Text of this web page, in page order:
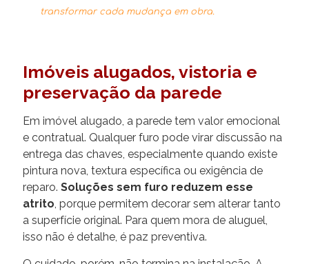
transformar cada mudança em obra.
Imóveis alugados, vistoria e
preservação da parede
Em imóvel alugado, a parede tem valor emocional
e contratual. Qualquer furo pode virar discussão na
entrega das chaves, especialmente quando existe
pintura nova, textura específica ou exigência de
reparo. Soluções sem furo reduzem esse
atrito , porque permitem decorar sem alterar tanto
a superfície original. Para quem mora de aluguel,
isso não é detalhe, é paz preventiva.